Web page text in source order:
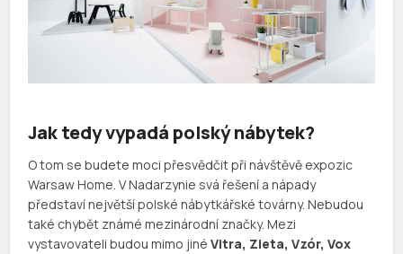
Jak tedy vypadá polský nábytek?
O tom se budete moci přesvědčit při návštěvě expozic
Warsaw Home. V Nadarzynie svá řešení a nápady
představí největší polské nábytkářské továrny. Nebudou
také chybět známé mezinárodní značky. Mezi
vystavovateli budou mimo jiné Vitra, Zieta, Vzór, Vox